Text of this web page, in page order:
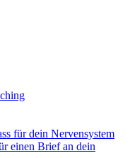
für dein Nervensystem
einen Brief an dein